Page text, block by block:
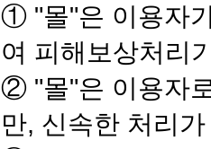
① "몰"은 이용자
여 피해보상처리
② "몰"은 이용자
만, 신속한 처리